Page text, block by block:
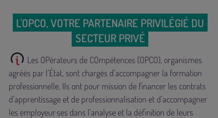
L'OPCO, VOTRE PARTENAIRE PRIVILÉGIÉ DU
SECTEUR PRIVÉ
Les OPérateurs de COmpétences (OPCO), organismes
agréés par l’État, sont chargés d’accompagner la formation
professionnelle. Ils ont pour mission de financer les contrats
d’apprentissage et de professionnalisation et d’accompagner
les employeur·ses dans l’analyse et la définition de leurs